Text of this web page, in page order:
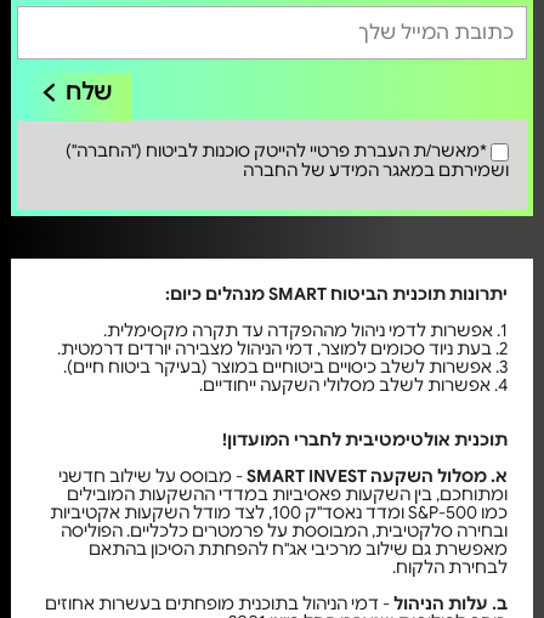
שלח
*מאשר/ת העברת פרטיי להייטק סוכנות לביטוח ("החברה")
ושמירתם במאגר המידע של החברה
יתרונות תוכנית הביטוח SMART מנהלים כיום:
1. אפשרות לדמי ניהול מההפקדה עד תקרה מקסימלית.
2. בעת ניוד סכומים למוצר, דמי הניהול מצבירה יורדים דרמטית.
3. אפשרות לשלב כיסויים ביטוחיים במוצר (בעיקר ביטוח חיים).
4. אפשרות לשלב מסלולי השקעה ייחודיים.
תוכנית אולטימטיבית לחברי המועדון!
א. מסלול השקעה SMART INVEST
- מבוסס על שילוב חדשני
ומתוחכם, בין השקעות פאסיביות במדדי ההשקעות המובילים
כמו S&P-500 ומדד נאסד"ק 100, לצד מודל השקעות אקטיביות
ובחירה סלקטיבית, המבוססת על פרמטרים כלכליים. הפוליסה
מאפשרת גם שילוב מרכיבי אג"ח להפחתת הסיכון בהתאם
לבחירת הלקוח.
ב. עלות הניהול- דמי הניהול בתוכנית מופחתים בעשרות אחוזים